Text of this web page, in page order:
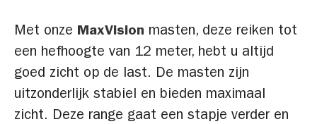
Met onze MaxVision masten, deze reiken tot
een hefhoogte van 12 meter, hebt u altijd
goed zicht op de last. De masten zijn
uitzonderlijk stabiel en bieden maximaal
zicht. Deze range gaat een stapje verder en